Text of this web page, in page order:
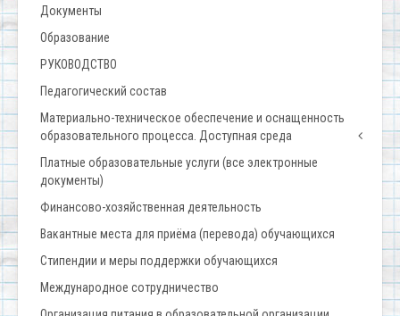
Документы
Образование
РУКОВОДСТВО
Педагогический состав
Материально-техническое обеспечение и оснащенность
образовательного процесса. Доступная среда
Платные образовательные услуги (все электронные
документы)
Финансово-хозяйственная деятельность
Вакантные места для приёма (перевода) обучающихся
Стипендии и меры поддержки обучающихся
Международное сотрудничество